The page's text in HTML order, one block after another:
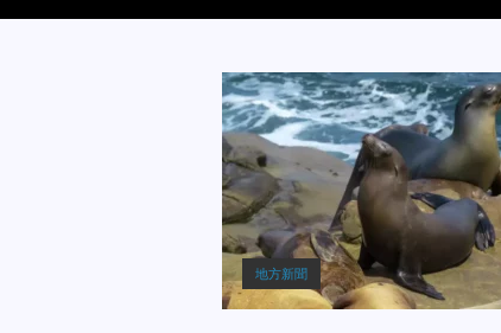
地方新聞